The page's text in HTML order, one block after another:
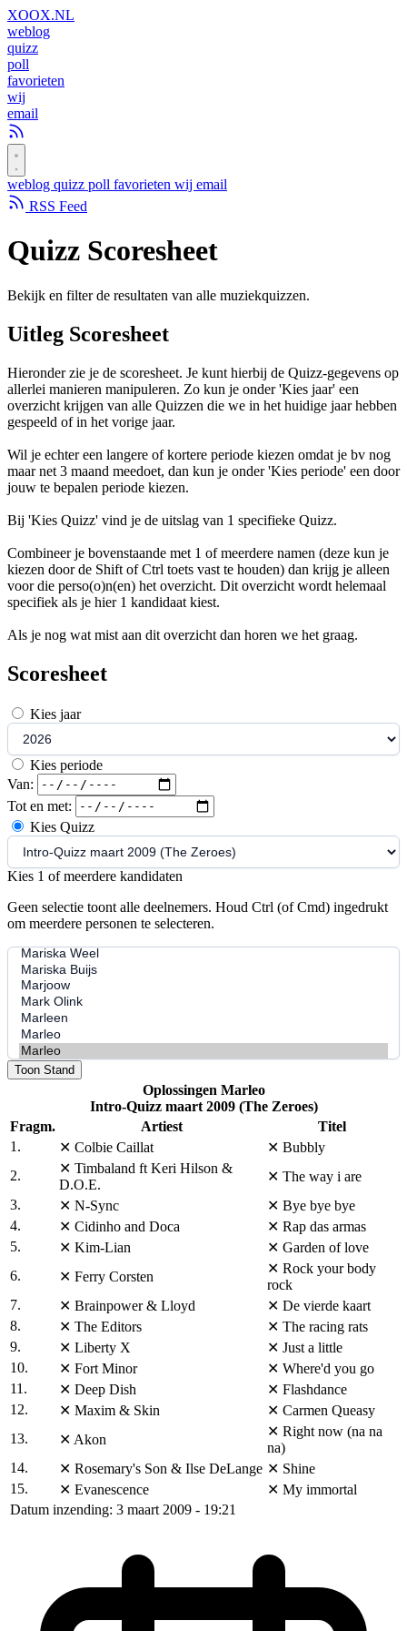
XOOX.NL
weblog
quizz
poll
favorieten
wij
email
weblog quizz poll favorieten wij email
RSS Feed
Quizz Scoresheet
Bekijk en filter de resultaten van alle muziekquizzen.
Uitleg Scoresheet
Hieronder zie je de scoresheet. Je kunt hierbij de Quizz-gegevens op
allerlei manieren manipuleren. Zo kun je onder 'Kies jaar' een
overzicht krijgen van alle Quizzen die we in het huidige jaar hebben
gespeeld of in het vorige jaar.
Wil je echter een langere of kortere periode kiezen omdat je bv nog
maar net 3 maand meedoet, dan kun je onder 'Kies periode' een door
jouw te bepalen periode kiezen.
Bij 'Kies Quizz' vind je de uitslag van 1 specifieke Quizz.
Combineer je bovenstaande met 1 of meerdere namen (deze kun je
kiezen door de Shift of Ctrl toets vast te houden) dan krijg je alleen
voor die perso(o)n(en) het overzicht. Dit overzicht wordt helemaal
specifiek als je hier 1 kandidaat kiest.
Als je nog wat mist aan dit overzicht dan horen we het graag.
Scoresheet
Kies jaar
Kies periode
Van:
Tot en met:
Kies Quizz
Kies 1 of meerdere kandidaten
Geen selectie toont alle deelnemers. Houd Ctrl (of Cmd) ingedrukt
om meerdere personen te selecteren.
Toon Stand
Oplossingen Marleo
Intro-Quizz maart 2009 (The Zeroes)
Fragm.
Artiest
Titel
1.
✕ Colbie Caillat ✕ Bubbly
2.
✕ Timbaland ft Keri Hilson &
D.O.E.
✕ The way i are
3.
✕ N-Sync ✕ Bye bye bye
4.
✕ Cidinho and Doca ✕ Rap das armas
5.
✕ Kim-Lian ✕ Garden of love
6.
✕ Ferry Corsten
✕ Rock your body
rock
7.
✕ Brainpower & Lloyd ✕ De vierde kaart
8.
✕ The Editors ✕ The racing rats
9.
✕ Liberty X ✕ Just a little
10.
✕ Fort Minor ✕ Where'd you go
11.
✕ Deep Dish ✕ Flashdance
12.
✕ Maxim & Skin ✕ Carmen Queasy
13.
✕ Akon
✕ Right now (na na
na)
14.
✕ Rosemary's Son & Ilse DeLange ✕ Shine
15.
✕ Evanescence ✕ My immortal
Datum inzending: 3 maart 2009 - 19:21